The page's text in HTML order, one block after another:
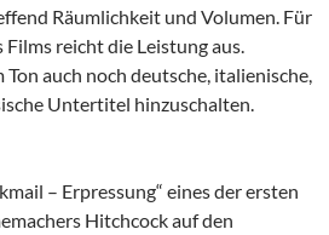
Räumlichkeit und Volumen. Für
reicht die Leistung aus.
auch noch deutsche, italienische,
Untertitel hinzuschalten.
– Erpressung“ eines der ersten
Hitchcock auf den